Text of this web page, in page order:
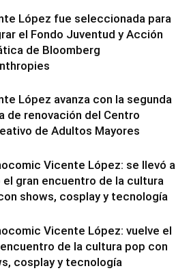
López fue seleccionada para
el Fondo Juventud y Acción
de Bloomberg
López avanza con la segunda
de renovación del Centro
de Adultos Mayores
Vicente López: se llevó a
el gran encuentro de la cultura
shows, cosplay y tecnología
Vicente López: vuelve el
de la cultura pop con
cosplay y tecnología